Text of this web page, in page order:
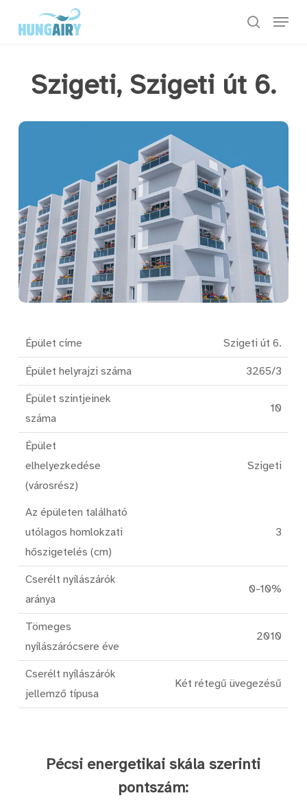
keresés
Menu
Szigeti, Szigeti út 6.
Épület címe Szigeti út 6.
Épület helyrajzi száma
3265/3
Épület szintjeinek
száma
10
Épület
elhelyezkedése
(városrész)
Szigeti
Az épületen található
utólagos homlokzati
hőszigetelés (cm)
3
Cserélt nyílászárók
aránya
0-10%
Tömeges
nyílászárócsere éve
2010
Cserélt nyílászárók
jellemző típusa
Két rétegű üvegezésű
Pécsi energetikai skála szerinti
pontszám: